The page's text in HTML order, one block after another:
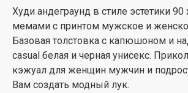
Худи андеграунд в стиле эстетики
мемами с принтом мужское и
Базовая толстовка с капюшоном и
casual белая и черная унисекс.
кэжуал для женщин мужчин и
Вам создать модный лук.